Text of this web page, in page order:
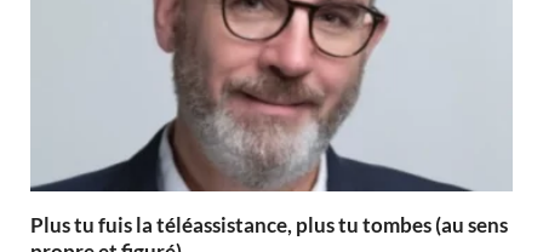
Plus tu fuis la téléassistance, plus tu tombes (au sens